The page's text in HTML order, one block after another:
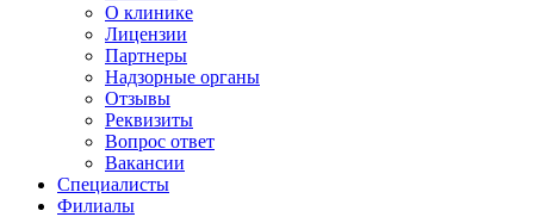
О клинике
Лицензии
Партнеры
Надзорные органы
Отзывы
Реквизиты
Вопрос ответ
Вакансии
Специалисты
Филиалы